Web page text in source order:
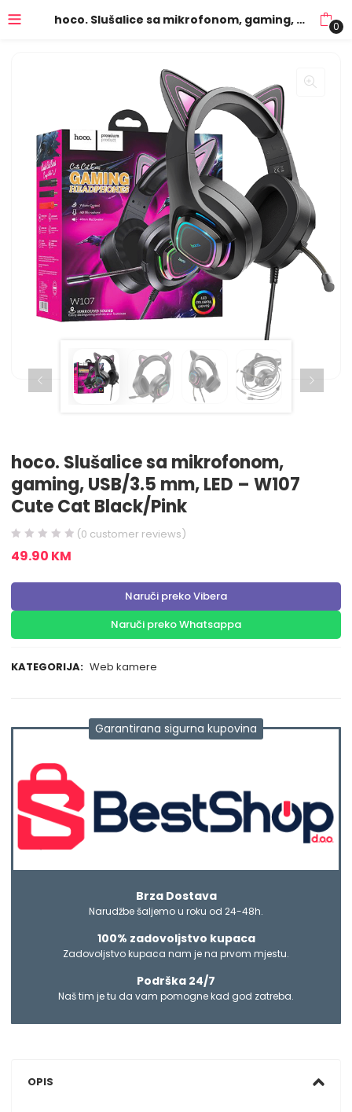
hoco. Slušalice sa mikrofonom, gaming, USB/3.5 mm, LED – W107 Cute Cat Black/Pink 0
hoco. Slušalice sa mikrofonom,
gaming, USB/3.5 mm, LED – W107
Cute Cat Black/Pink
(0 customer reviews)
49.90 KM
Naruči preko Vibera
Naruči preko Whatsappa
KATEGORIJA: Web kamere
Garantirana sigurna kupovina
Brza Dostava
Narudžbe šaljemo u roku od 24-48h.
100% zadovoljstvo kupaca
Zadovoljstvo kupaca nam je na prvom mjestu.
Podrška 24/7
Naš tim je tu da vam pomogne kad god zatreba.
OPIS